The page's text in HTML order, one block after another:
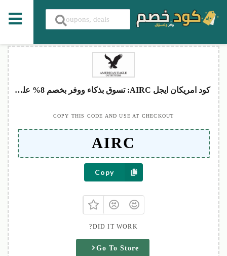
كود امريكان ايجل AIRC: تسوق بذكاء ووفر بخصم 8% على مشترياتك
COPY THIS CODE AND USE AT CHECKOUT
Copy
DID IT WORK?
Go To Store